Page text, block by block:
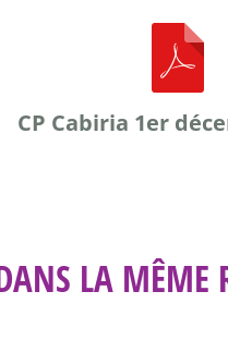
CP Cabiria 1er
LA MÊME